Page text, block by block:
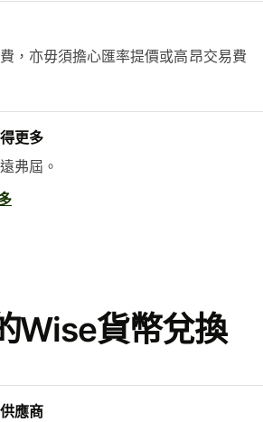
，亦毋須擔心匯率提價或高昂交易費
更多
弗屆。
Wise貨幣兌換
應商